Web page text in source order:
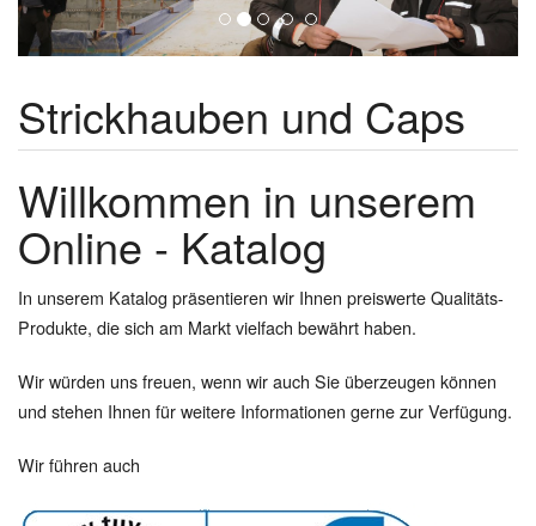
Strickhauben und Caps
Willkommen in unserem
Online - Katalog
In unserem Katalog präsentieren wir Ihnen preiswerte Qualitäts-
Produkte, die sich am Markt vielfach bewährt haben.
Wir würden uns freuen, wenn wir auch Sie überzeugen können
und stehen Ihnen für weitere Informationen gerne zur Verfügung.
Wir führen auch